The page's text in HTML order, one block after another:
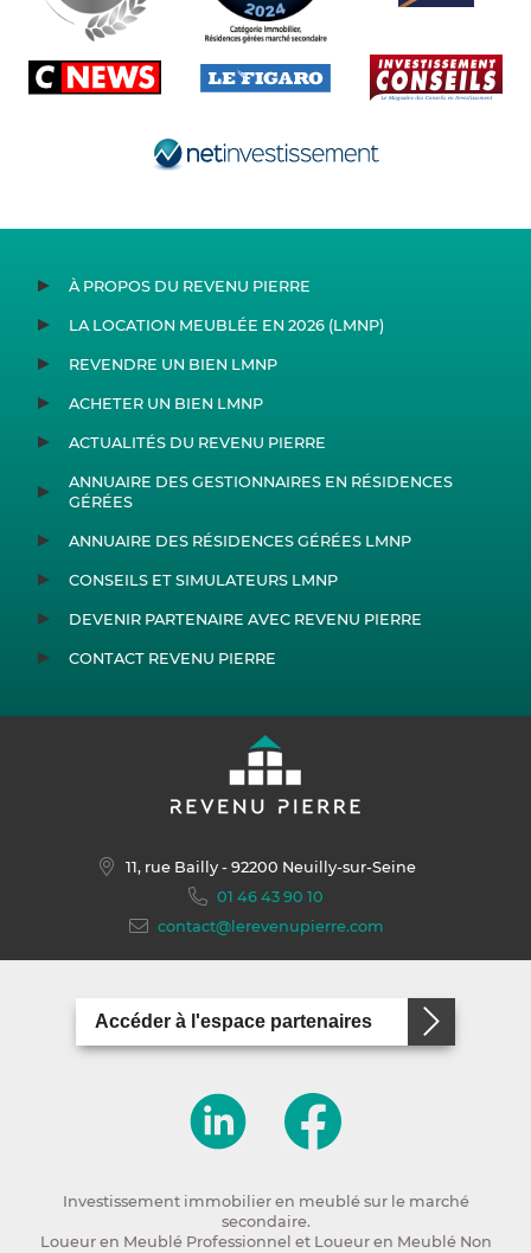
À PROPOS DU REVENU PIERRE
LA LOCATION MEUBLÉE EN 2026 (LMNP)
REVENDRE UN BIEN LMNP
ACHETER UN BIEN LMNP
ACTUALITÉS DU REVENU PIERRE
ANNUAIRE DES GESTIONNAIRES EN RÉSIDENCES
GÉRÉES
ANNUAIRE DES RÉSIDENCES GÉRÉES LMNP
CONSEILS ET SIMULATEURS LMNP
DEVENIR PARTENAIRE AVEC REVENU PIERRE
CONTACT REVENU PIERRE
11, rue Bailly- 92200 Neuilly-sur-Seine
01 46 43 90 10
contact@lerevenupierre.com
Accéder à l'espace partenaires
Investissement immobilier en meublé sur le marché
secondaire.
Loueur en Meublé Professionnel et Loueur en Meublé Non